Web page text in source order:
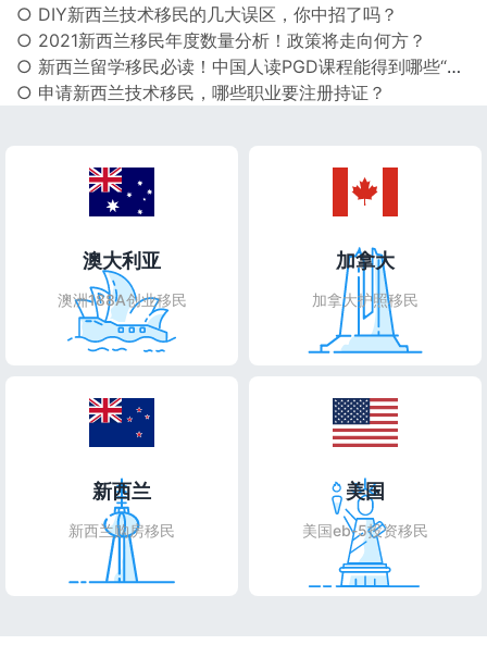
○ DIY新西兰技术移民的几大误区，你中招了吗？
○ 2021新西兰移民年度数量分析！政策将走向何方？
○ 新西兰留学移民必读！中国人读PGD课程能得到哪些“实在”好处？
○ 申请新西兰技术移民，哪些职业要注册持证？
澳大利亚
澳洲188A创业移民
加拿大
加拿大护照移民
新西兰
新西兰购房移民
美国
美国eb-5投资移民